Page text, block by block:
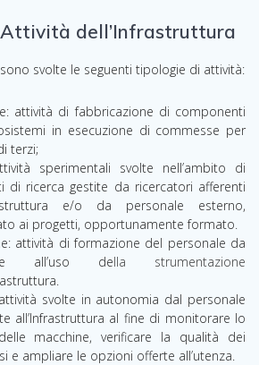
dell’Infrastruttura
svolte le seguenti tipologie di attività:
attività di fabbricazione di componenti
in esecuzione di commesse per
terzi;
sperimentali svolte nell’ambito di
di ricerca gestite da ricercatori afferenti
e/o da personale esterno,
ai progetti, opportunamente formato
attività di formazione del personale da
all’uso della strumentazione
attività svolte in autonomia dal personale
all’Infrastruttura al fine di monitorare lo
macchine, verificare la qualità dei
e ampliare le opzioni offerte all’utenza.